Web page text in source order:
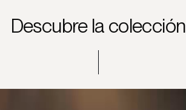
Descubre la colección